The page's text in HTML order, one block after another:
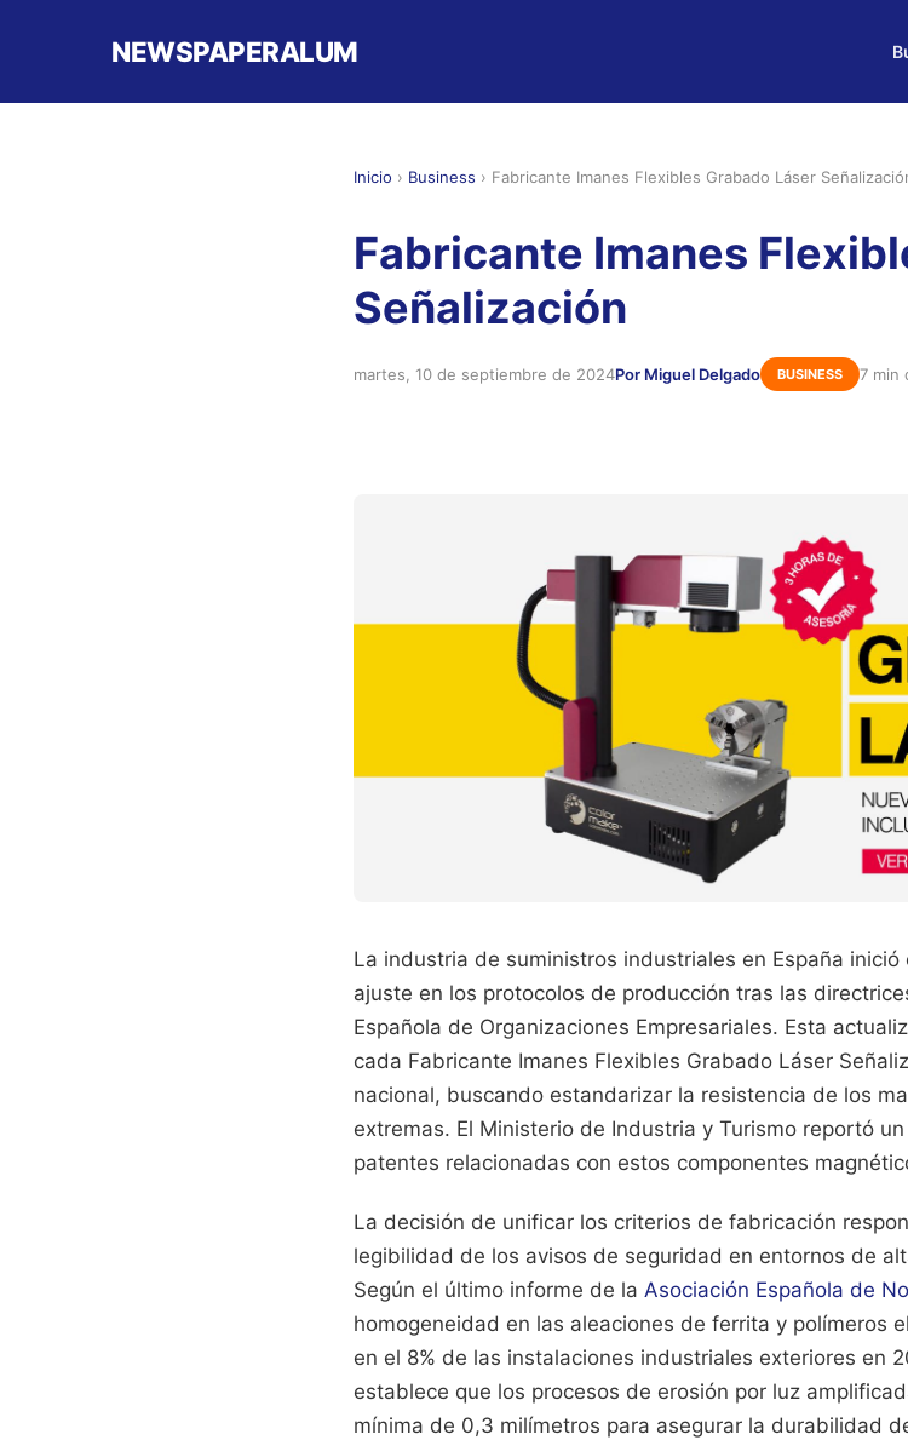
NEWSPAPERALUM
Inicio › Business › Fabricante Imanes Flexibles Grabado Láser
Fabricante Imanes
Señalización
martes, 10 de septiembre de 2024Por Miguel Delgado BUSINESS 7 min
La industria de suministros industriales en España
ajuste en los protocolos de producción tras las
Española de Organizaciones Empresariales. Esta
cada Fabricante Imanes Flexibles Grabado Láser
nacional, buscando estandarizar la resistencia de los
extremas. El Ministerio de Industria y Turismo reportó
patentes relacionadas con estos componentes
La decisión de unificar los criterios de fabricación
legibilidad de los avisos de seguridad en entornos de
Según el último informe de la Asociación Española de
homogeneidad en las aleaciones de ferrita y polímeros
en el 8% de las instalaciones industriales exteriores en
establece que los procesos de erosión por luz
mínima de 0,3 milímetros para asegurar la durabilidad